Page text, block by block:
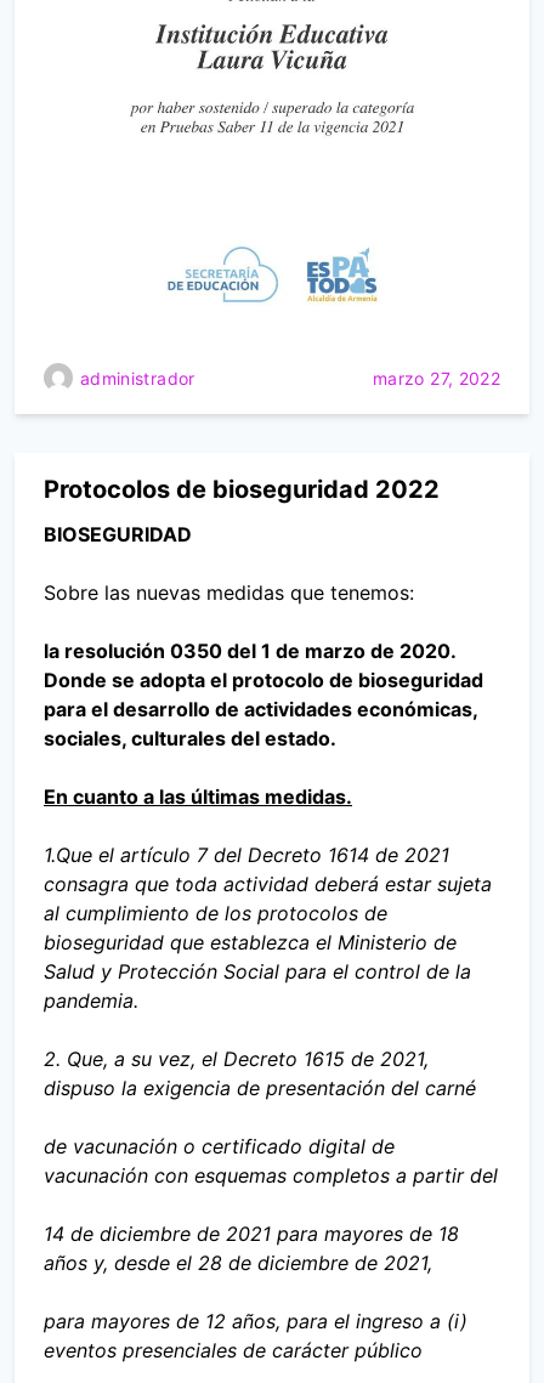
administrador marzo 27, 2022
Protocolos de bioseguridad 2022
BIOSEGURIDAD
Sobre las nuevas medidas que tenemos:
la resolución 0350 del 1 de marzo de 2020.
Donde se adopta el protocolo de bioseguridad
para el desarrollo de actividades económicas,
sociales, culturales del estado.
En cuanto a las últimas medidas.
1.Que el artículo 7 del Decreto 1614 de 2021
consagra que toda actividad deberá estar sujeta
al cumplimiento de los protocolos de
bioseguridad que establezca el Ministerio de
Salud y Protección Social para el control de la
pandemia.
2. Que, a su vez, el Decreto 1615 de 2021,
dispuso la exigencia de presentación del carné
de vacunación o certificado digital de
vacunación con esquemas completos a partir del
14 de diciembre de 2021 para mayores de 18
años y, desde el 28 de diciembre de 2021,
para mayores de 12 años, para el ingreso a (i)
eventos presenciales de carácter público